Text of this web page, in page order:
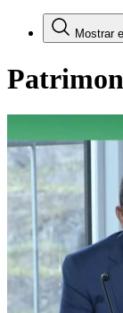
Mostrar